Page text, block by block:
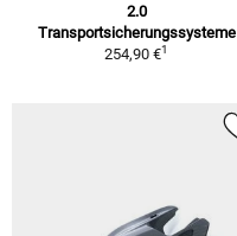
2.0
Transportsicherungssysteme
254,90 €1